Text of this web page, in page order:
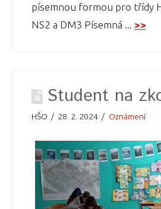
písemnou formou pro třídy
NS2 a DM3 Písemná ... >>
Student na
HŠO 28. 2. 2024 Oznámení